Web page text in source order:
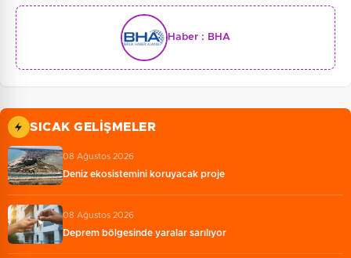
Haber : BHA
SICAK GELIŞMELER
08 Ağustos 2026
Deniz ekosistemini koruyacak proje
08 Ağustos 2026
Deprem bölgesinde yaralar sarılıyor